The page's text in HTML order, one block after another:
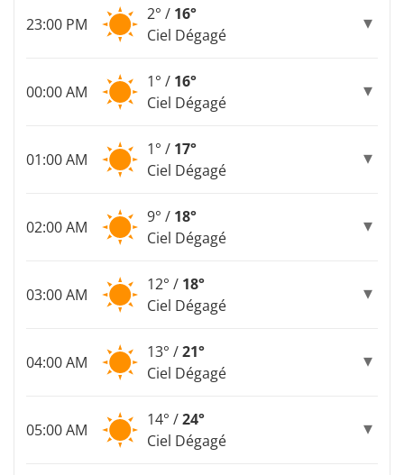
23:00 PM
2° / 16°
Ciel Dégagé
00:00 AM
1° / 16°
Ciel Dégagé
01:00 AM
1° / 17°
Ciel Dégagé
02:00 AM
9° / 18°
Ciel Dégagé
03:00 AM
12° / 18°
Ciel Dégagé
04:00 AM
13° /21°
Ciel Dégagé
05:00 AM
14° /24°
Ciel Dégagé